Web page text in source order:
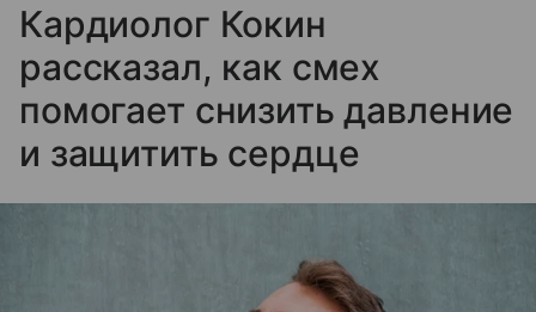
Кардиолог Кокин
рассказал, как смех
помогает снизить давление
и защитить сердце